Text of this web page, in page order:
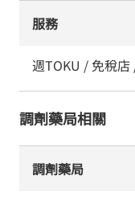
服務
週TOKU / 免稅
調劑藥局相關
調劑藥局